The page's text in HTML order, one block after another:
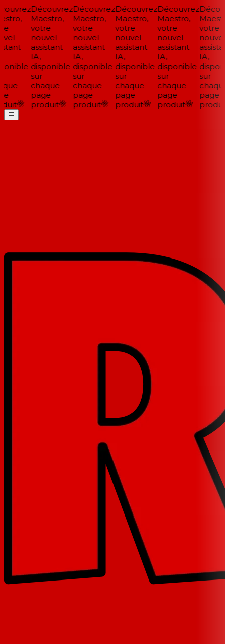
Découvrez
Maestro,
votre
nouvel
assistant
IA,
disponible
sur
chaque
page
produit
Découvrez
Maestro,
votre
nouvel
assistant
IA,
disponible
sur
chaque
page
produit
Découvrez
Maestro,
votre
nouvel
assistant
IA,
disponible
sur
chaque
page
produit
Découvrez
Maestro,
votre
nouvel
assistant
IA,
disponible
sur
chaque
page
produit
votre
nouvel
IA,
sur
chaque
page
produit